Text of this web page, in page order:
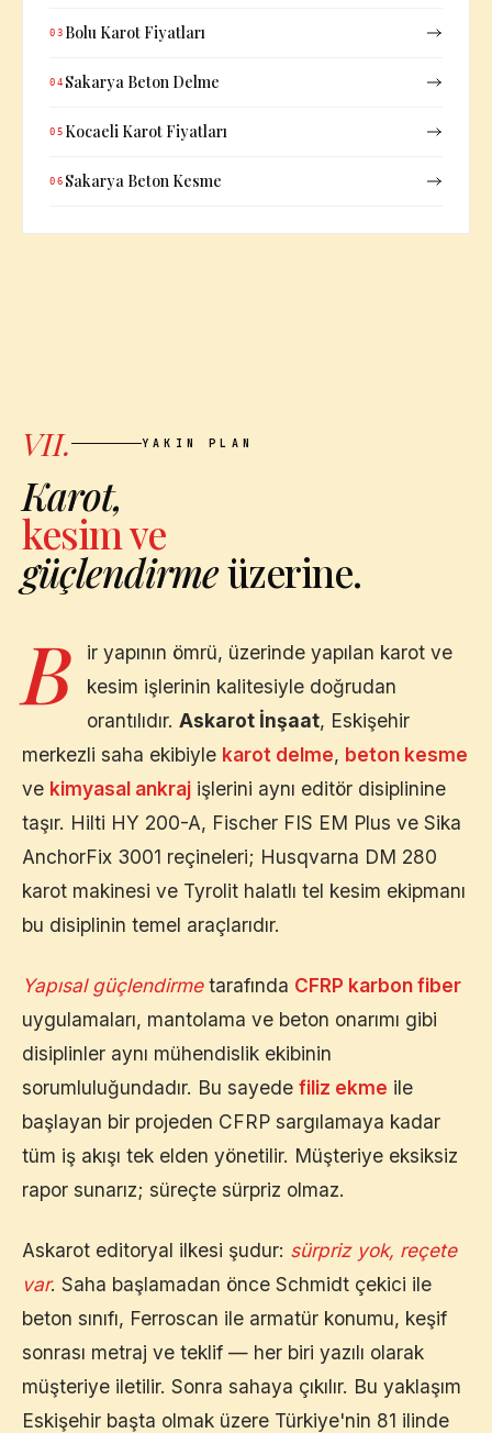
03 Bolu Karot Fiyatları
04 Sakarya Beton Delme
05 Kocaeli Karot Fiyatları
06 Sakarya Beton Kesme
VII. YAKIN PLAN
Karot,
kesim ve
güçlendirmeüzerine.
B
ir yapının ömrü, üzerinde yapılan karot ve
kesim işlerinin kalitesiyle doğrudan
orantılıdır. Askarot İnşaat, Eskişehir
merkezli saha ekibiyle karot delme, beton kesme
ve kimyasal ankraj işlerini aynı editör disiplinine
taşır. Hilti HY 200-A, Fischer FIS EM Plus ve Sika
AnchorFix 3001 reçineleri; Husqvarna DM 280
karot makinesi ve Tyrolit halatlı tel kesim ekipmanı
bu disiplinin temel araçlarıdır.
Yapısal güçlendirmetarafında CFRP karbon fiber
uygulamaları, mantolama ve beton onarımı gibi
disiplinler aynı mühendislik ekibinin
sorumluluğundadır. Bu sayede filiz ekme ile
başlayan bir projeden CFRP sargılamaya kadar
tüm iş akışı tek elden yönetilir. Müşteriye eksiksiz
rapor sunarız; süreçte sürpriz olmaz.
Askarot editoryal ilkesi şudur: sürpriz yok, reçete
var. Saha başlamadan önce Schmidt çekici ile
beton sınıfı, Ferroscan ile armatür konumu, keşif
sonrası metraj ve teklif — her biri yazılı olarak
müşteriye iletilir. Sonra sahaya çıkılır. Bu yaklaşım
Eskişehir başta olmak üzere Türkiye'nin 81 ilinde